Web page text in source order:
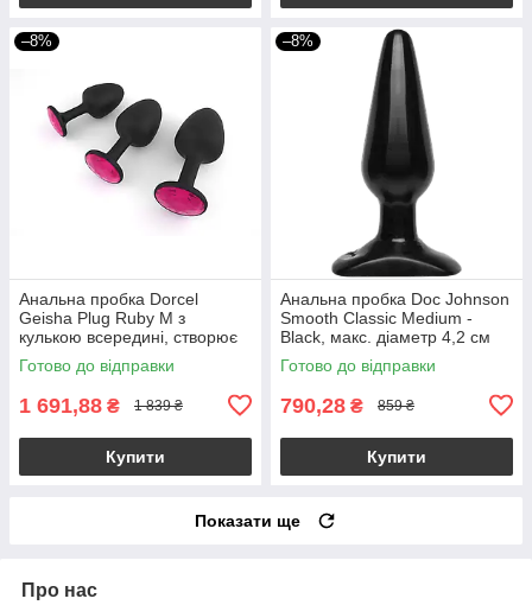
–8%
Анальна пробка Dorcel
Geisha Plug Ruby M з
кулькою всередині, створює
вібрації, макс. діаметр 3,2см
Готово до відправки
1 691,88 ₴ 1 839 ₴
Купити
–8%
Анальна пробка Doc Johnson
Smooth Classic Medium -
Black, макс. діаметр 4,2 см
Готово до відправки
790,28 ₴ 859 ₴
Купити
Показати ще
Про нас